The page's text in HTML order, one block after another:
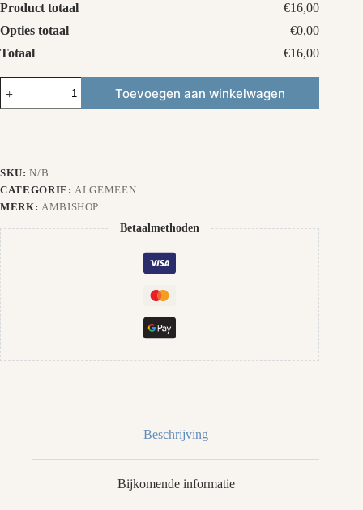
Product totaal
€16,00
Opties totaal
€0,00
Totaal
€16,00
shirt
eigen
aantal
Toevoegen aan winkelwagen
SKU:N/B
CATEGORIE:ALGEMEEN
MERK: AMBISHOP
Betaalmethoden
Beschrijving
Bijkomende informatie